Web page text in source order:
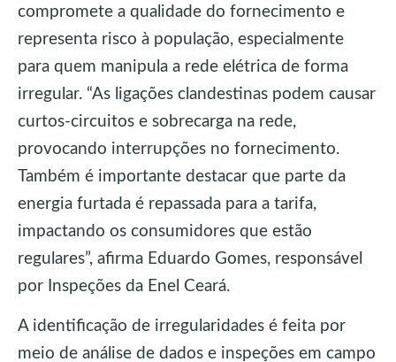
compromete a qualidade do fornecimento e
representa risco à população, especialmente
para quem manipula a rede elétrica de forma
irregular. “As ligações clandestinas podem causar
curtos-circuitos e sobrecarga na rede,
provocando interrupções no fornecimento.
Também é importante destacar que parte da
energia furtada é repassada para a tarifa,
impactando os consumidores que estão
regulares”, afirma Eduardo Gomes, responsável
por Inspeções da Enel Ceará.
A identificação de irregularidades é feita por
meio de análise de dados e inspeções em campo